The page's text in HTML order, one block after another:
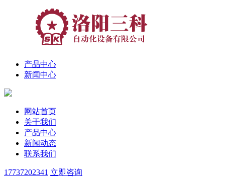
产品中心
新闻中心
网站首页
关于我们
产品中心
新闻动态
联系我们
17737202341 立即咨询